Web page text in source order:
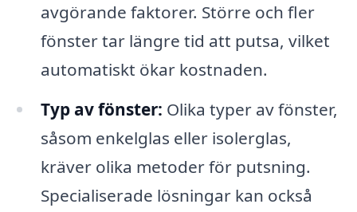
avgörande faktorer. Större och fler
fönster tar längre tid att putsa, vilket
automatiskt ökar kostnaden.
Typ av fönster: Olika typer av fönster,
såsom enkelglas eller isolerglas,
kräver olika metoder för putsning.
Specialiserade lösningar kan också